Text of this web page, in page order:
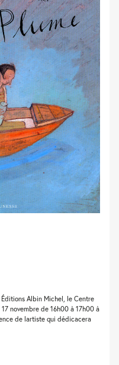
Albin Michel, le Centre
novembre de 16h00 à 17h00 à
de lartiste qui dédicacera